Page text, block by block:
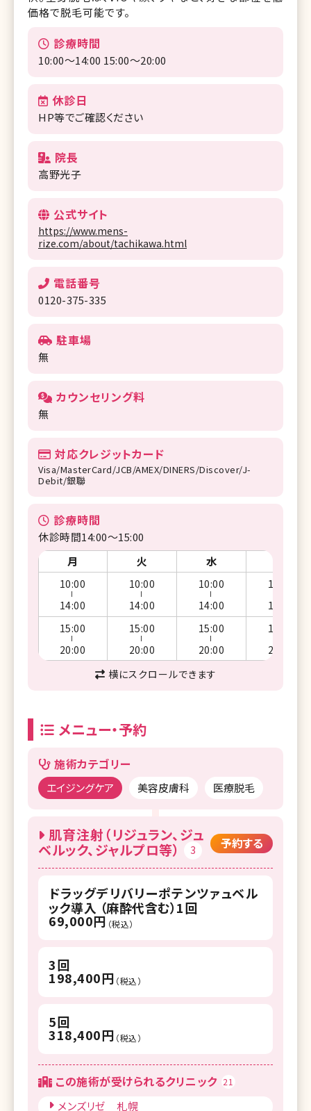
価格で脱毛可能です。
診療時間
10:00～14:00 15:00〜20:00
休診日
HP等でご確認ください
院長
高野光子
公式サイト
https://www.mens-
rize.com/about/tachikawa.html
電話番号
0120-375-335
駐車場
無
カウンセリング料
無
対応クレジットカード
Visa/MasterCard/JCB/AMEX/DINERS/Discover/J-
Debit/銀聯
診療時間
休診時間14:00～15:00
月
火 水
10:00
14:00
15:00
20:00
10:00
14:00
15:00
20:00
10:00
14:00
15:00
20:00
10:00
14:00
15:00
20:00
横にスクロールできます
メニュー・予約
施術カテゴリー
エイジングケア 美容皮膚科 医療脱毛
肌育注射（リジュラン、ジュ
ベルック、ジャルプロ等）
3 予約する
ドラッグデリバリーポテンツァュベル
ック導入 （麻酔代含む）1回
69,000円 （税込）
3回
198,400円 （税込）
5回
318,400円 （税込）
この施術が受けられるクリニック 21
メンズリゼ 札幌